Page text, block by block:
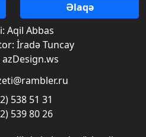
Əlaqə
Aqil Abbas
İradə Tuncay
azDesign.ws
538 51 31
539 80 26